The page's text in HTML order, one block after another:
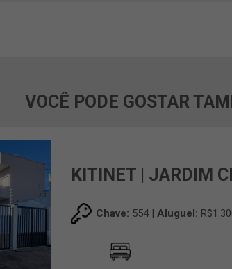
VOCÊ PODE GOSTAR
KITINET | JARDIM
Chave: 554 |Aluguel: